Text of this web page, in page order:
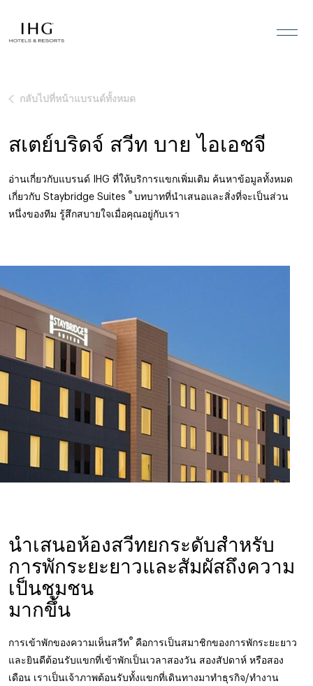
กลับไปที่หน้าแบรนด์ทั้งหมด
สเตย์บริดจ์ สวีท บาย ไอเอชจี
อ่านเกี่ยวกับแบรนด์ IHG ที่ให้บริการแขกเพิ่มเติม ค้นหาข้อมูลทั้งหมด
เกี่ยวกับ Staybridge Suites ® บทบาทที่นำเสนอและสิ่งที่จะเป็นส่วน
หนึ่งของทีม รู้สึกสบายใจเมื่อคุณอยู่กับเรา
นำเสนอห้องสวีทยกระดับสำหรับ
การพักระยะยาวและสัมผัสถึงความ
เป็นชุมชน
มากขึ้น
การเข้าพักของความเห็นสวีท® คือการเป็นสมาชิกของการพักระยะยาว
และยินดีต้อนรับแขกที่เข้าพักเป็นเวลาสองวัน สองสัปดาห์ หรือสอง
เดือน เราเป็นเจ้าภาพต้อนรับทั้งแขกที่เดินทางมาทำธุรกิจ/ทำงาน